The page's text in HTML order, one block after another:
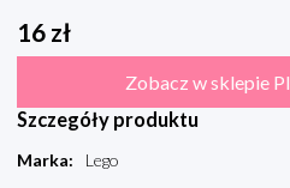
16 zł
Zobacz w sklepie
Szczegóły produktu
Marka:
Lego